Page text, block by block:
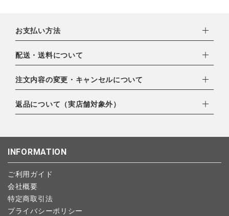
ご利用ガイド
お問い合わせ
ショップリスト
お支払い方法
下記お支払い方法よりお選びいただけます。
・クレジットカード（VISA,mastercard,JCB,AMERICAN
EXPRESS,Diners Club）
・amazonペイメント
・楽天ペイ
・PayPay
配送・送料について
配達業者：日本郵便
北海道：1,400円
注文内容の変更・キャンセルについて
ご注文日当日から翌日のAM9:00までにご連絡頂いた場合はキャ
ンセルは可能です。
します。
予約商品など一部キャンセルが出来ない場合がございます。あら
かじめご了承ください。
返品について（実店舗対象外）
こちら よりご依頼ください。
INFORMATION
ご利用ガイド
会社概要
特定商取引法
プライバシーポリシー